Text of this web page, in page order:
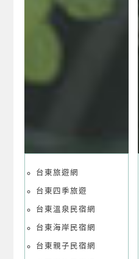
台東旅遊網
台東四季旅遊
台東溫泉民宿網
台東海岸民宿網
台東親子民宿網